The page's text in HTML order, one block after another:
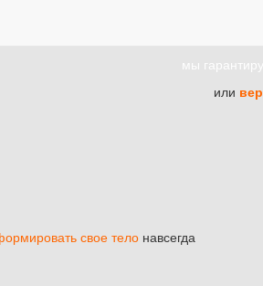
мы
или
свое тело навсегда